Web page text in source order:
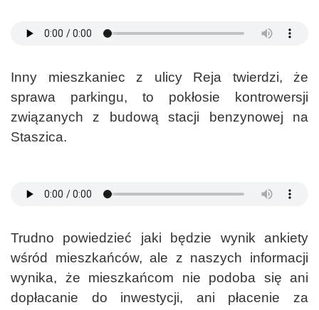
Inny mieszkaniec z ulicy Reja twierdzi, że
sprawa parkingu, to pokłosie kontrowersji
związanych z budową stacji benzynowej na
Staszica.
Trudno powiedzieć jaki będzie wynik ankiety
wśród mieszkańców, ale z naszych informacji
wynika, że mieszkańcom nie podoba się ani
dopłacanie do inwestycji, ani płacenie za